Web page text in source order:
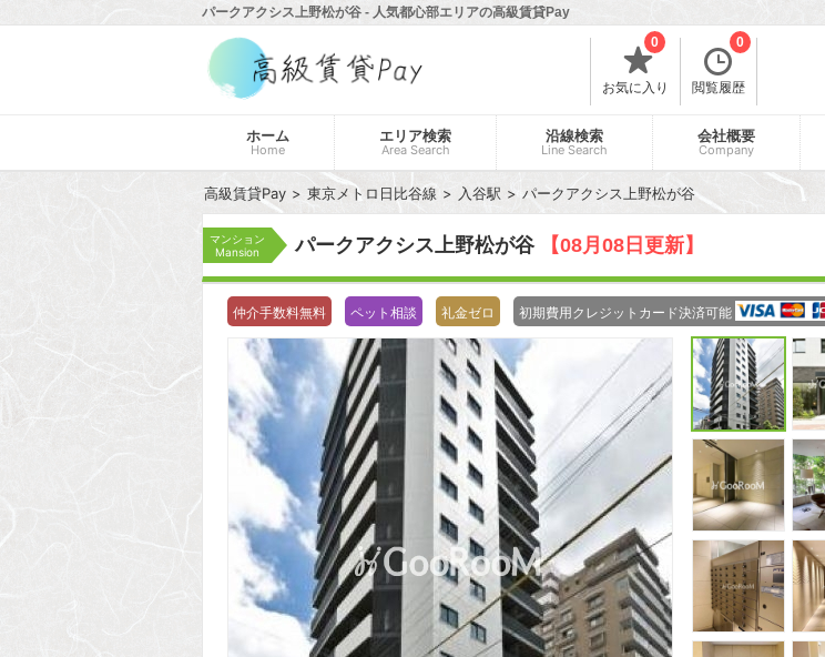
パークアクシス上野松が谷 - 人気都心部エリアの高級賃貸Pay
お気に入り
0
閲覧履歴
0
ホーム
Home
エリア検索
Area Search
沿線検索
Line Search
会社概要
Company
高級賃貸Pay 東京メトロ日比谷線 入谷駅 パークアクシス上野松が谷
マンション
Mansion
パークアクシス上野松が谷 【08月08日更新】
仲介手数料無料 ペット相談 礼金ゼロ 初期費用クレジットカード決済可能